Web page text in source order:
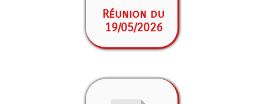
Réunion du
19/05/2026